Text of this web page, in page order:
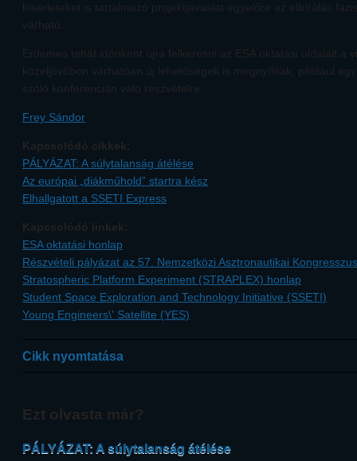
kísérleteket is tartalmazó projektjavaslat egyelőre az elbírálás
várható.
Érdemes tehát időnként újra felkeresni az ESA oktatási oldalait a
közeljövőben várhatóan új lehetőségek is megnyílnak, például
szóló konferencián való részvételre.
Frey Sándor
Kapcsolódó cikkek:
PÁLYÁZAT: A súlytalanság átélése
Az európai „diákműhold” startra kész
Elhallgatott a SSETI Express
Kapcsolódó linkek:
ESA oktatási honlap
Részvételi pályázat az 57. Nemzetközi Asztronautikai
Stratospheric Platform Experiment (STRAPLEX) honlap
Student Space Exploration and Technology Initiative (SSETI)
Young Engineers\' Satellite (YES)
Cikk nyomtatása
Ezt olvasta már?
PÁLYÁZAT: A súlytalanság átélése